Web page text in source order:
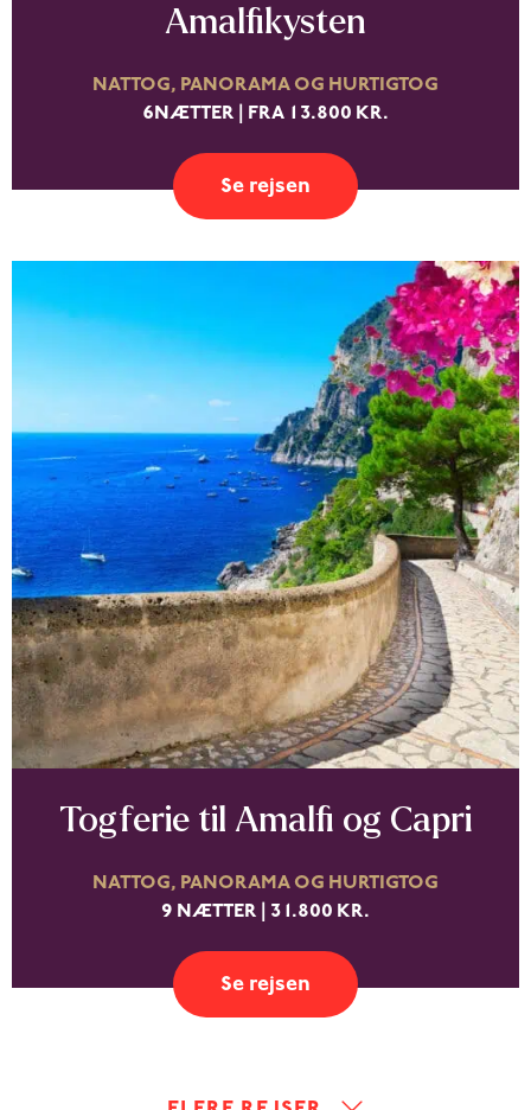
Amalfikysten
NATTOG, PANORAMA OG HURTIGTOG
6NÆTTER | FRA 13.800 KR.
Se rejsen
Togferie til Amalfi og Capri
NATTOG, PANORAMA OG HURTIGTOG
9 NÆTTER | 31.800 KR.
Se rejsen